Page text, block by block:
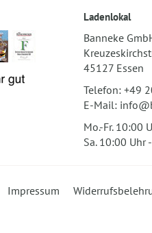
Ladenlokal
Banneke
45127 Essen
Telefon: +49
E-Mail:
Mo.-Fr. 10:00
Sa. 10:00 Uhr
Impressum